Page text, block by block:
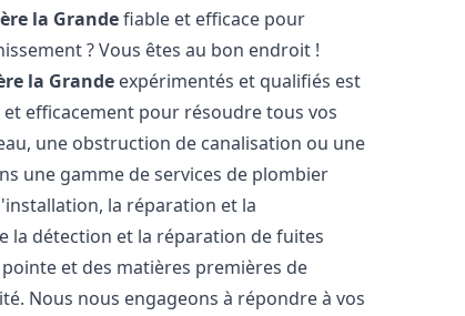
la Grandefiable et efficace pour
? Vous êtes au bon endroit !
la Grande expérimentés et qualifiés est
efficacement pour résoudre tous vos
une obstruction de canalisation ou une
une gamme de services de plombier
la réparation et la
la détection et la réparation de fuites
et des matières premières de
Nous nous engageons à répondre à vos